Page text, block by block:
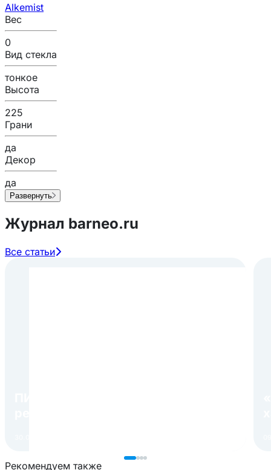
Alkemist
Вес
0
Вид стекла
тонкое
Высота
225
Грани
да
Декор
да
Развернуть
Журнал barneo.ru
Все статьи
Рекомендуем также